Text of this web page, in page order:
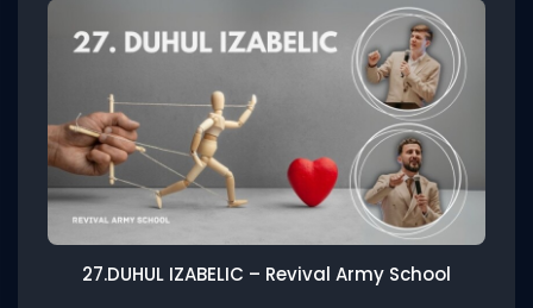
27.DUHUL IZABELIC – Revival Army School